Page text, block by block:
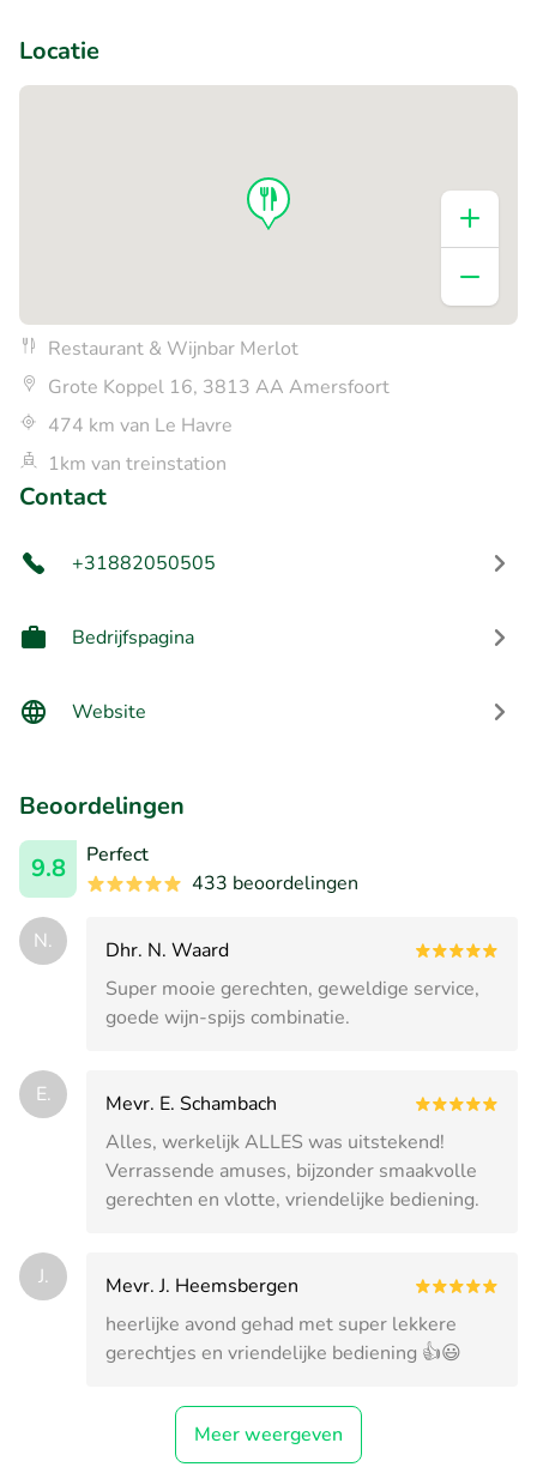
Locatie
Restaurant & Wijnbar Merlot
Grote Koppel 16, 3813 AA Amersfoort
474 km van Le Havre
1km van treinstation
Contact
+31882050505
Bedrijfspagina
Website
Beoordelingen
9.8
Perfect
433 beoordelingen
N.
Dhr. N. Waard
Super mooie gerechten, geweldige service,
goede wijn-spijs combinatie.
E.
Mevr. E. Schambach
Alles, werkelijk ALLES was uitstekend!
Verrassende amuses, bijzonder smaakvolle
gerechten en vlotte, vriendelijke bediening.
J.
Mevr. J. Heemsbergen
heerlijke avond gehad met super lekkere
gerechtjes en vriendelijke bediening 👍😃
Meer weergeven